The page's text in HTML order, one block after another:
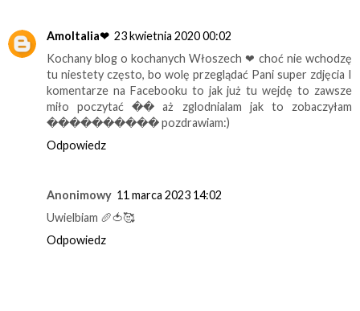
AmoItalia❤ 23 kwietnia 2020 00:02
Kochany blog o kochanych Włoszech ❤ choć nie wchodzę
tu niestety często, bo wolę przeglądać Pani super zdjęcia I
komentarze na Facebooku to jak już tu wejdę to zawsze
miło poczytać �� aż zglodnialam jak to zobaczyłam
���������� pozdrawiam:)
Odpowiedz
Anonimowy 11 marca 2023 14:02
Uwielbiam 🥖🍅🥰
Odpowiedz